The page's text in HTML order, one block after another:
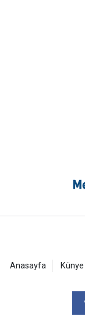
Anasayfa Künye